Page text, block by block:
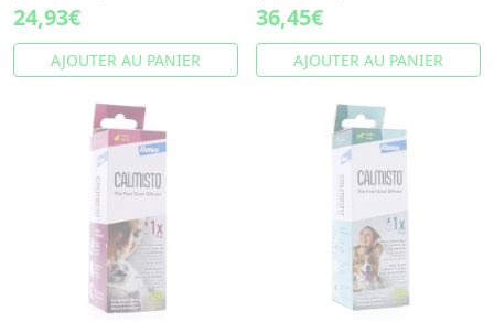
24,93€
AJOUTER AU PANIER
36,45€
AJOUTER AU PANIER